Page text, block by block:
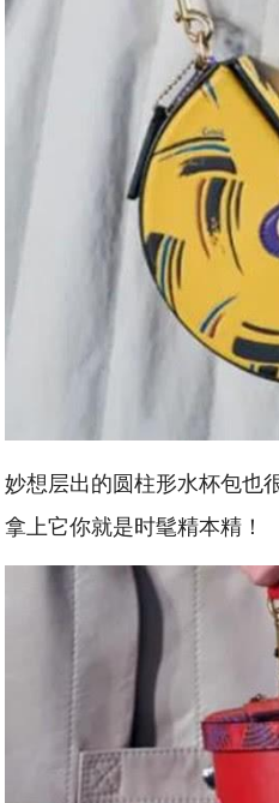
妙想层出的圆柱形水杯包也
拿上它你就是时髦精本精！